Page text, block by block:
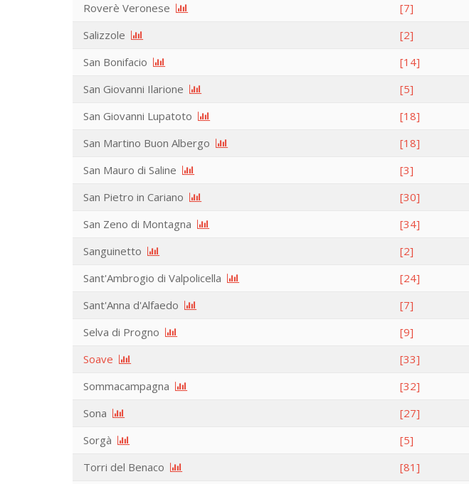
Roverè Veronese
[7]
Salizzole
[2]
San Bonifacio
[14]
San Giovanni Ilarione
[5]
San Giovanni Lupatoto
[18]
San Martino Buon Albergo
[18]
San Mauro di Saline
[3]
San Pietro in Cariano
[30]
San Zeno di Montagna
[34]
Sanguinetto
[2]
Sant'Ambrogio di Valpolicella
[24]
Sant'Anna d'Alfaedo
[7]
Selva di Progno
[9]
Soave
[33]
Sommacampagna
[32]
Sona
[27]
Sorgà
[5]
Torri del Benaco
[81]